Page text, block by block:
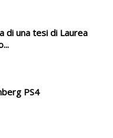
di una tesi di Laurea
PS4